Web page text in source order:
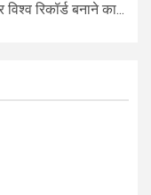
रिकॉर्ड बनाने का...